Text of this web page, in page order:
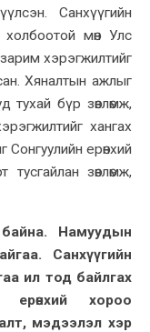
Санхүүгийн
холбоотой мөн Улс
хэрэгжилтийг
Хяналтын ажлыг
тухай бүр зөвлөмж,
хангах
Сонгуулийн ерөнхий
зөвлөмж,
Намуудын
Санхүүгийн
ил тод байлгах
ерөнхий хороо
мэдээлэл хэр